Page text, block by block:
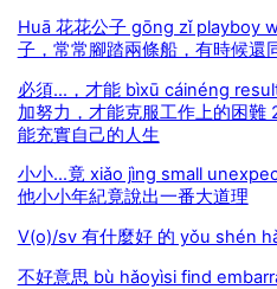
Huā 花花公子 gōng zǐ playboy
子，常常腳踏兩條船，有時候還
必須...，才能 bìxū cáinéng
加努力，才能克服工作上的困難
能充實自己的人生
小小...竟 xiǎo jìng small
他小小年紀竟說出一番大道理
V(o)/sv 有什麼好 的 yǒu shén
不好意思 bù hǎoyìsi find